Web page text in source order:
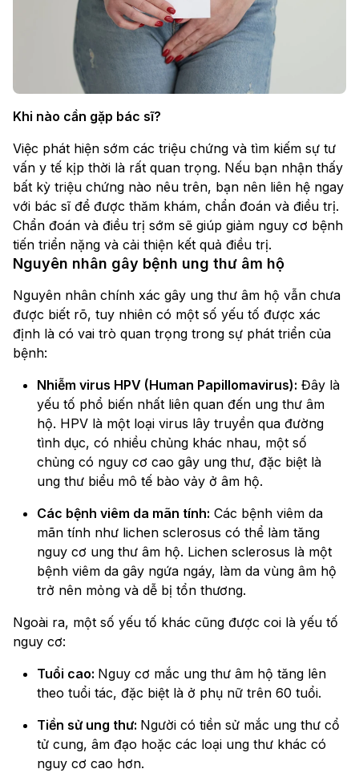
Khi nào cần gặp bác sĩ?
Việc phát hiện sớm các triệu chứng và tìm kiếm sự tư
vấn y tế kịp thời là rất quan trọng. Nếu bạn nhận thấy
bất kỳ triệu chứng nào nêu trên, bạn nên liên hệ ngay
với bác sĩ để được thăm khám, chẩn đoán và điều trị.
Chẩn đoán và điều trị sớm sẽ giúp giảm nguy cơ bệnh
tiến triển nặng và cải thiện kết quả điều trị.
Nguyên nhân gây bệnh ung thư âm hộ
Nguyên nhân chính xác gây ung thư âm hộ vẫn chưa
được biết rõ, tuy nhiên có một số yếu tố được xác
định là có vai trò quan trọng trong sự phát triển của
bệnh:
Nhiễm virus HPV (Human Papillomavirus): Đây là
yếu tố phổ biến nhất liên quan đến ung thư âm
hộ. HPV là một loại virus lây truyền qua đường
tình dục, có nhiều chủng khác nhau, một số
chủng có nguy cơ cao gây ung thư, đặc biệt là
ung thư biểu mô tế bào vảy ở âm hộ.
Các bệnh viêm da mãn tính: Các bệnh viêm da
mãn tính như lichen sclerosus có thể làm tăng
nguy cơ ung thư âm hộ. Lichen sclerosus là một
bệnh viêm da gây ngứa ngáy, làm da vùng âm hộ
trở nên mỏng và dễ bị tổn thương.
Ngoài ra, một số yếu tố khác cũng được coi là yếu tố
nguy cơ:
Tuổi cao: Nguy cơ mắc ung thư âm hộ tăng lên
theo tuổi tác, đặc biệt là ở phụ nữ trên 60 tuổi.
Tiền sử ung thư: Người có tiền sử mắc ung thư cổ
tử cung, âm đạo hoặc các loại ung thư khác có
nguy cơ cao hơn.